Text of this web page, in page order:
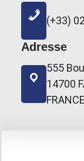
(+33)
Adresse
555
14700
FRANCE